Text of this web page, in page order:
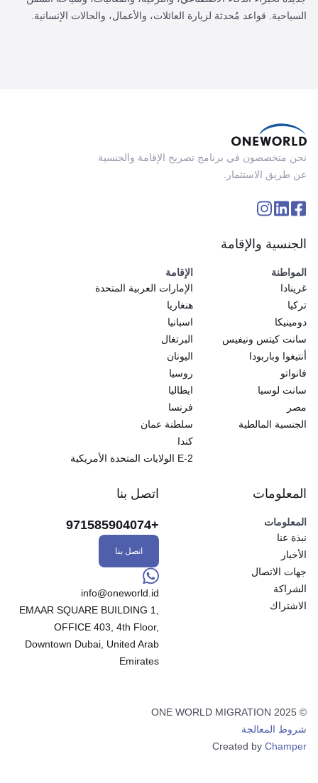
أخبار هامة حول تأشيرات الإمارات العربية المتحدة! أطلقت ICP تأشيرات
جديدة لخبراء الذكاء الاصطناعي، والترفيه، والفعاليات، وسياحة السفن
نحن متخصصون في برنامج تصريح الإقامة والجنسية
عن طريق الاستثمار.
الجنسية والإقامة
المواطنة
غرينادا
تركيا
دومينيكا
سانت كيتس ونيفيس
أنتيغوا وباربودا
فانواتو
سانت لوسيا
مصر
الإقامة
الإمارات العربية المتحدة
هنغاريا
اسبانيا
البرتغال
اليونان
روسيا
ايطاليا
فرنسا
سلطنة عمان
المعلومات
المعلومات
نبذة عنا
الأخبار
جهات الاتصال
الشراكة
اتصل بنا
info@oneworld.id
EMAAR SQUARE BUILDING 1,
OFFICE 403, 4th Floor,
© 2025 ONE WORLD MIGRATION
شروط المعالجة